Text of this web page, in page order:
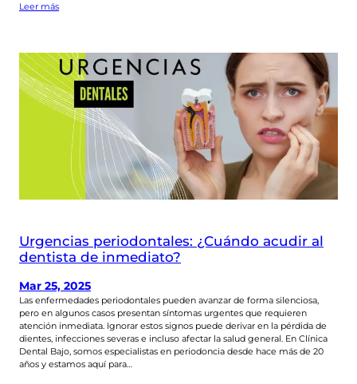
Leer más
Urgencias periodontales: ¿Cuándo acudir al
dentista de inmediato?
Mar 25, 2025
Las enfermedades periodontales pueden avanzar de forma silenciosa,
pero en algunos casos presentan síntomas urgentes que requieren
atención inmediata. Ignorar estos signos puede derivar en la pérdida de
dientes, infecciones severas e incluso afectar la salud general. En Clínica
Dental Bajo, somos especialistas en periodoncia desde hace más de 20
años y estamos aquí para…